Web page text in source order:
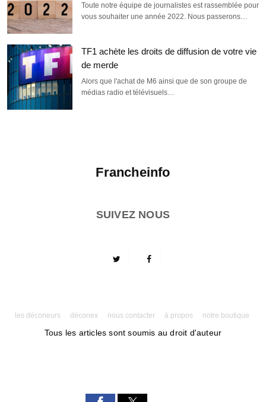
Toute notre équipe de journalistes est rassemblée pour
vous souhaiter une année 2022. Nous passerons…
TF1 achète les droits de diffusion de votre vie
de merde
Alors que l'achat de M6 ainsi que de son groupe de
médias radio et télévisuels…
Francheinfo
SUIVEZ NOUS
les déconeurs déconex nous contacter à propos notre boutique
Tous les articles sont soumis au droit d'auteur